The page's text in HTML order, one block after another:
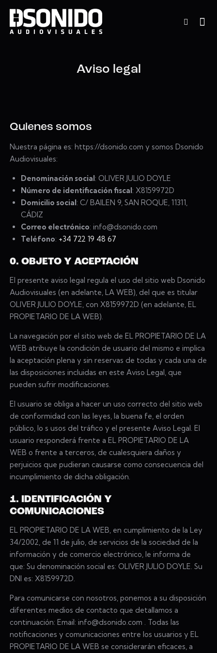
Aviso legal
Quienes somos
Nuestra página es: https://dsonido.com y somos Dsonido
Audiovisuales:
Denominación social: OLIVER JULIO DOYLE
Número de identificación fiscal: X8159972D
Domicilio social: C/ BAILEN 9, SAN ROQUE, 11311,
CÁDIZ
Correo electrónico: info@dsonido.com
Teléfono: +34 722 19 48 67
0. OBJETO Y ACEPTACIÓN
El presente aviso legal regula el uso del sitio web Dsonido
Audiovisuales (en adelante, LA WEB), del que es titular
OLIVER JULIO DOYLE, con X8159972D (en adelante, EL
PROPIETARIO DE LA WEB).
La navegación por el sitio web de EL PROPIETARIO DE LA
WEB atribuye la condición de usuario del mismo e implica
la aceptación plena y sin reservas de todas y cada una de
las disposiciones incluidas en este Aviso Legal, que
pueden sufrir modificaciones.
El usuario se obliga a hacer un uso correcto del sitio web
de conformidad con las leyes, la buena fe, el orden
público, lo s usos del tráfico y el presente Aviso Legal. El
usuario responderá frente a EL PROPIETARIO DE LA
WEB o frente a terceros, de cualesquiera daños y
perjuicios que pudieran causarse como consecuencia del
incumplimiento de dicha obligación.
1. IDENTIFICACIÓN Y
COMUNICACIONES
EL PROPIETARIO DE LA WEB, en cumplimiento de la Ley
34/2002, de 11 de julio, de servicios de la sociedad de la
información y de comercio electrónico, le informa de
que: Su denominación social es: OLIVER JULIO DOYLE. Su
DNI es: X8159972D.
Para comunicarse con nosotros, ponemos a su disposición
diferentes medios de contacto que detallamos a
continuación: Email: info@dsonido.com . Todas las
notificaciones y comunicaciones entre los usuarios y EL
PROPIETARIO DE LA WEB se considerarán eficaces, a